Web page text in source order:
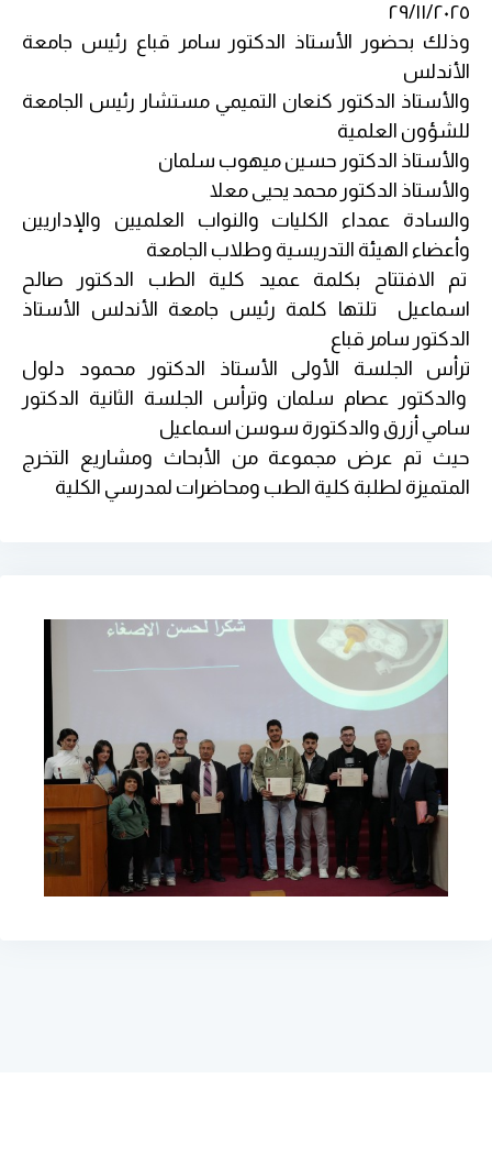
٢٩/١١/٢٠٢٥
وذلك بحضور الأستاذ الدكتور سامر قباع رئيس جامعة
الأندلس
والأستاذ الدكتور كنعان التميمي مستشار رئيس الجامعة
للشؤون العلمية
والأستاذ الدكتور حسين ميهوب سلمان
والأستاذ الدكتور محمد يحيى معلا
والسادة عمداء الكليات والنواب العلميين والإداريين
وأعضاء الهيئة التدريسية وطلاب الجامعة
تم الافتتاح بكلمة عميد كلية الطب الدكتور صالح
اسماعيل تلتها كلمة رئيس جامعة الأندلس الأستاذ
الدكتور سامر قباع
ترأس الجلسة الأولى الأستاذ الدكتور محمود دلول
والدكتور عصام سلمان وترأس الجلسة الثانية الدكتور
سامي أزرق والدكتورة سوسن اسماعيل
حيث تم عرض مجموعة من الأبحاث ومشاريع التخرج
المتميزة لطلبة كلية الطب ومحاضرات لمدرسي الكلية